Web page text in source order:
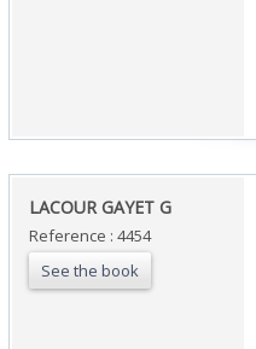
‎LACOUR GAYET G‎
Reference : 4454
See the book